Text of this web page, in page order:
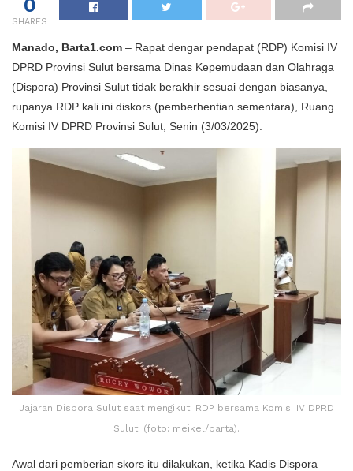
SHARES
Manado, Barta1.com – Rapat dengar pendapat (RDP) Komisi IV
DPRD Provinsi Sulut bersama Dinas Kepemudaan dan Olahraga
(Dispora) Provinsi Sulut tidak berakhir sesuai dengan biasanya,
rupanya RDP kali ini diskors (pemberhentian sementara), Ruang
Komisi IV DPRD Provinsi Sulut, Senin (3/03/2025).
Jajaran Dispora Sulut saat mengikuti RDP bersama Komisi IV DPRD
Sulut. (foto: meikel/barta).
Awal dari pemberian skors itu dilakukan, ketika Kadis Dispora